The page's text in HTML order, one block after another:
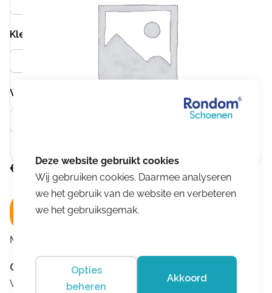
Kleur
Wijdtemaat
€ 199,95
In winkelwagen
Merk:
Omschrijving
Wijdtemaat:H
Wij gebruiken cookies. Daarmee analyseren
we het gebruik van de website en verbeteren
we het gebruiksgemak.
Opties
beheren
Akkoord